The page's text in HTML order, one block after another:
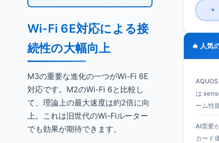
Wi-Fi 6E対応による接
続性の大幅向上
M3の重要な進化の一つがWi-Fi 6E
対応です。M2のWi-Fi 6と比較し
て、理論上の最大速度は約2倍に向
上。これは旧世代のWi-Fiルーター
でも効果が期待できます。
▼
🔥 人気
は
ーム性
AI需要
カード